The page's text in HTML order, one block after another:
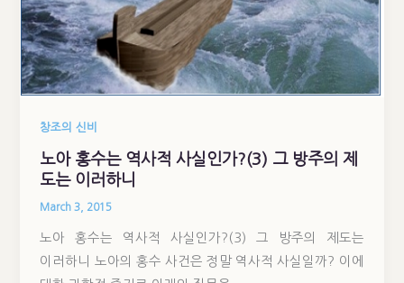
창조의 신비
노아 홍수는 역사적 사실인가?(3) 그 방주의 제
도는 이러하니
March 3, 2015
노아 홍수는 역사적 사실인가?(3) 그 방주의 제도는
이러하니 노아의 홍수 사건은 정말 역사적 사실일까? 이에